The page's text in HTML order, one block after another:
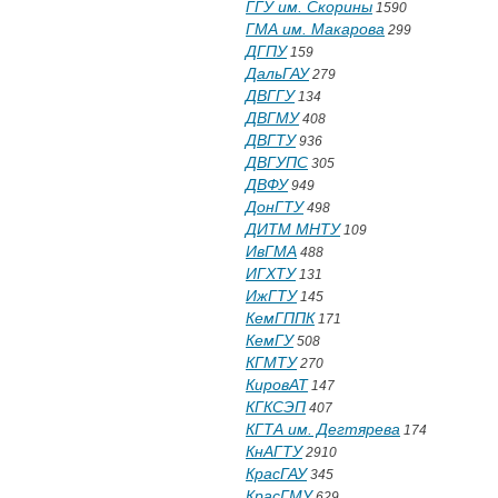
ГГУ им. Скорины 1590
ГМА им. Макарова 299
ДГПУ159
ДальГАУ279
ДВГГУ134
ДВГМУ408
ДВГТУ936
ДВГУПС 305
ДВФУ949
ДонГТУ498
ДИТМ МНТУ109
ИвГМА 488
ИГХТУ131
ИжГТУ145
КемГППК 171
КемГУ508
КГМТУ270
КировАТ 147
КГКСЭП 407
КГТА им. Дегтярева 174
КнАГТУ2910
КрасГАУ345